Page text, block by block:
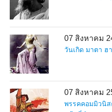
07 สิงหาคม
วันเกิด มาตา ฮ
07 สิงหาคม
พรรคคอมมิวนิส